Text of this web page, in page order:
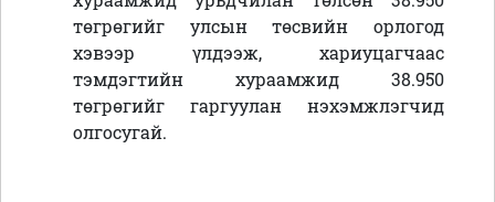
төгрөгийг улсын төсвийн орлогод
хэвээр үлдээж, хариуцагчаас
тэмдэгтийн хураамжид 38.950
төгрөгийг гаргуулан нэхэмжлэгчид
олгосугай.